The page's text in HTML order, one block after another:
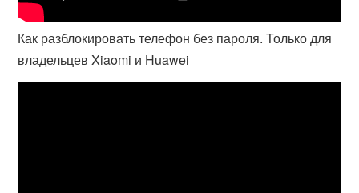
Как разблокировать телефон без пароля. Только для
владельцев Xiaomi и Huawei